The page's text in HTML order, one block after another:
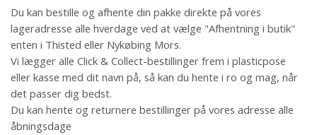
Du kan bestille og afhente din pakke direkte på vores
lageradresse alle hverdage ved at vælge "Afhentning i butik"
enten i Thisted eller Nykøbing Mors.
Vi lægger alle Click & Collect-bestillinger frem i plasticpose
eller kasse med dit navn på, så kan du hente i ro og mag, når
det passer dig bedst.
Du kan hente og returnere bestillinger på vores adresse alle
åbningsdage